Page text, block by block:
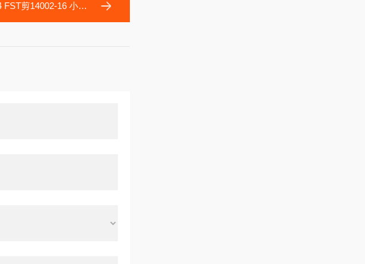
16 小鼠解剖剪刀 锋利剪